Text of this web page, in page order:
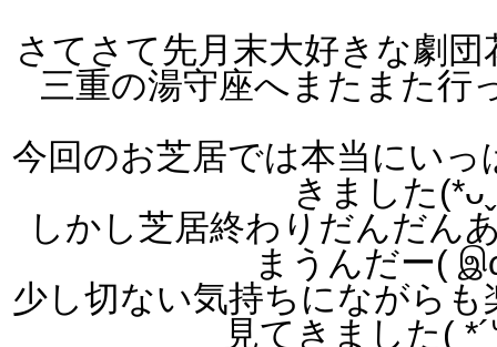
さてさて先月末大好きな劇
三重の湯守座へまたまた行
今回のお芝居では本当にい
きました(*ᴗˬ
しかし芝居終わりだんだん
まうんだー(
少し切ない気持ちにながら
見てきました(